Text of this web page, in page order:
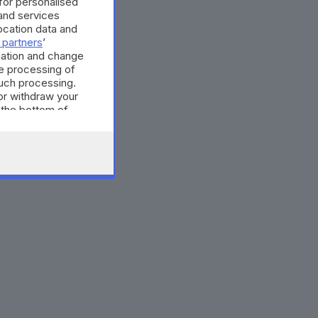
services
data and
partners’
and change
processing of
processing.
withdraw your
bottom of